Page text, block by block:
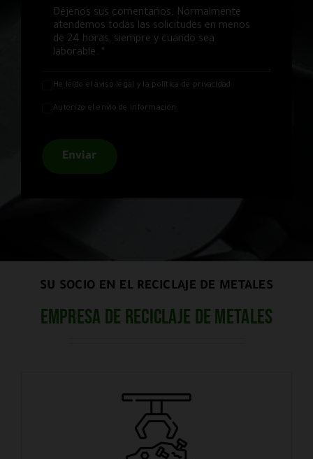
He leído elaviso legal y la política de privacidad
Autorizo el envío de información.
Enviar
SU SOCIO EN EL RECICLAJE DE METALES
Empresa de reciclaje de metales